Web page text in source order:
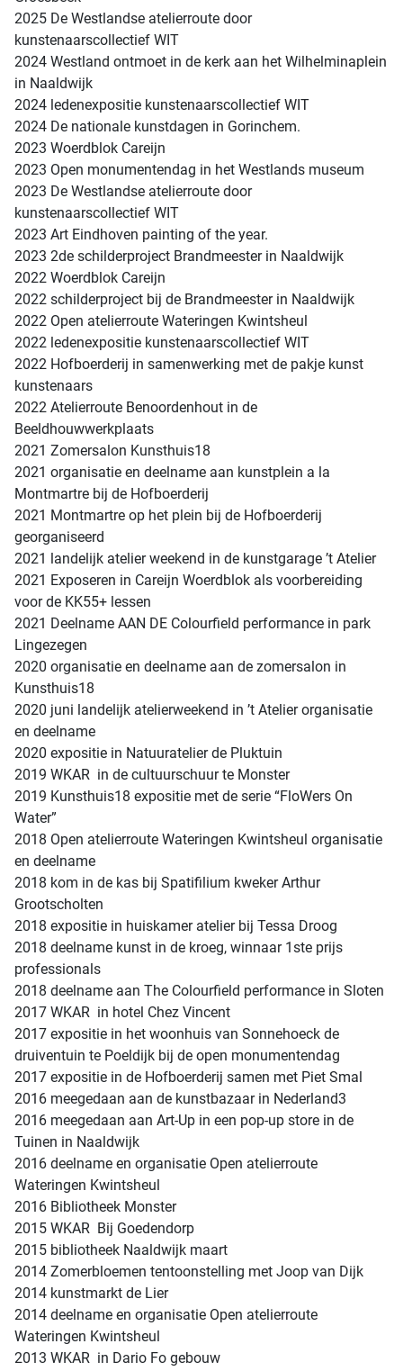
2025 De Westlandse atelierroute door
kunstenaarscollectief WIT
2024 Westland ontmoet in de kerk aan het Wilhelminaplein
in Naaldwijk
2024 ledenexpositie kunstenaarscollectief WIT
2024 De nationale kunstdagen in Gorinchem.
2023 Woerdblok Careijn
2023 Open monumentendag in het Westlands museum
2023 De Westlandse atelierroute door
kunstenaarscollectief WIT
2023 Art Eindhoven painting of the year.
2023 2de schilderproject Brandmeester in Naaldwijk
2022 Woerdblok Careijn
2022 schilderproject bij de Brandmeester in Naaldwijk
2022 Open atelierroute Wateringen Kwintsheul
2022 ledenexpositie kunstenaarscollectief WIT
2022 Hofboerderij in samenwerking met de pakje kunst
kunstenaars
2022 Atelierroute Benoordenhout in de
Beeldhouwwerkplaats
2021 Zomersalon Kunsthuis18
2021 organisatie en deelname aan kunstplein a la
Montmartre bij de Hofboerderij
2021 Montmartre op het plein bij de Hofboerderij
georganiseerd
2021 landelijk atelier weekend in de kunstgarage ’t Atelier
2021 Exposeren in Careijn Woerdblok als voorbereiding
voor de KK55+ lessen
2021 Deelname AAN DE Colourfield performance in park
Lingezegen
2020 organisatie en deelname aan de zomersalon in
Kunsthuis18
2020 juni landelijk atelierweekend in ’t Atelier organisatie
en deelname
2020 expositie in Natuuratelier de Pluktuin
2019 WKAR in de cultuurschuur te Monster
2019 Kunsthuis18 expositie met de serie “FloWers On
Water”
2018 Open atelierroute Wateringen Kwintsheul organisatie
en deelname
2018 kom in de kas bij Spatifilium kweker Arthur
Grootscholten
2018 expositie in huiskamer atelier bij Tessa Droog
2018 deelname kunst in de kroeg, winnaar 1ste prijs
professionals
2018 deelname aan The Colourfield performance in Sloten
2017 WKAR in hotel Chez Vincent
2017 expositie in het woonhuis van Sonnehoeck de
druiventuin te Poeldijk bij de open monumentendag
2017 expositie in de Hofboerderij samen met Piet Smal
2016 meegedaan aan de kunstbazaar in Nederland3
2016 meegedaan aan Art-Up in een pop-up store in de
Tuinen in Naaldwijk
2016 deelname en organisatie Open atelierroute
Wateringen Kwintsheul
2016 Bibliotheek Monster
2015 WKAR Bij Goedendorp
2015 bibliotheek Naaldwijk maart
2014 Zomerbloemen tentoonstelling met Joop van Dijk
2014 kunstmarkt de Lier
2014 deelname en organisatie Open atelierroute
Wateringen Kwintsheul
2013 WKAR in Dario Fo gebouw